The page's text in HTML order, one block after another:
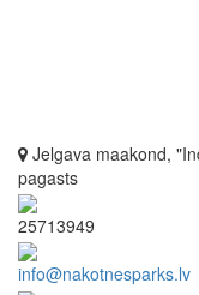
Jelgava maakond,
pagasts
25713949
info@nakotnesparks.lv